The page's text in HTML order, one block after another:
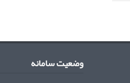
وضعیت سامانه